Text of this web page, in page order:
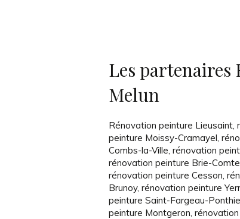
Les
Melun
Rénovation peinture Lieusaint,
peinture Moissy-Cramayel,
Combs-la-Ville, rénovation
rénovation peinture Brie-
rénovation peinture Cesson,
Brunoy, rénovation peinture
peinture Saint-Fargeau-
peinture Montgeron,